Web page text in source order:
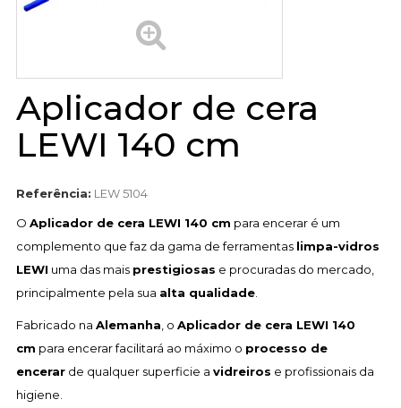
Aplicador de cera
LEWI 140 cm
Referência: LEW 5104
O Aplicador de cera LEWI 140 cm para encerar é um
complemento que faz da gama de ferramentas limpa-vidros
LEWI uma das mais prestigiosas e procuradas do mercado,
principalmente pela sua alta qualidade.
Fabricado na Alemanha , o Aplicador de cera LEWI 140
cm para encerar facilitará ao máximo o processo de
encerarde qualquer superficie a vidreiros e profissionais da
higiene.